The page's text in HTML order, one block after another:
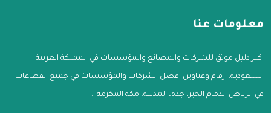
معلومات عنا
اكبر دليل موثق للشركات والمصانع والمؤسسات في المملكة العربية
السعودية. ارقام وعناوين افضل الشركات والمؤسسات في جميع القطاعات
في الرياض الدمام الخبر، جدة، المدينة، مكة المكرمة...